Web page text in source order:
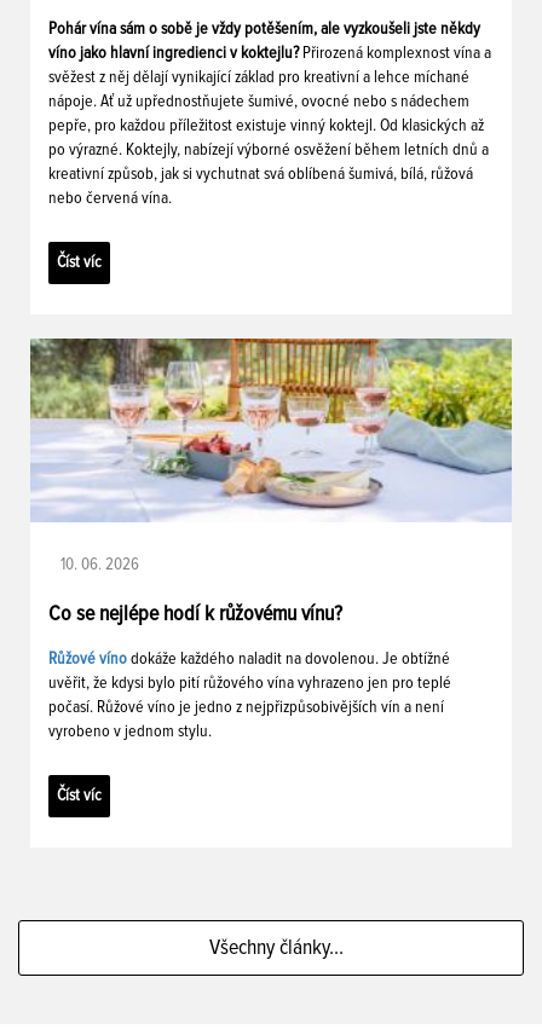
Pohár vína sám o sobě je vždy potěšením, ale vyzkoušeli jste někdy
víno jako hlavní ingredienci v koktejlu? Přirozená komplexnost vína a
svěžest z něj dělají vynikající základ pro kreativní a lehce míchané
nápoje. Ať už upřednostňujete šumivé, ovocné nebo s nádechem
pepře, pro každou příležitost existuje vinný koktejl. Od klasických až
po výrazné. Koktejly, nabízejí výborné osvěžení během letních dnů a
kreativní způsob, jak si vychutnat svá oblíbená šumivá, bílá, růžová
nebo červená vína.
Číst víc
10. 06. 2026
Co se nejlépe hodí k růžovému vínu?
Růžové víno dokáže každého naladit na dovolenou. Je obtížné
uvěřit, že kdysi bylo pití růžového vína vyhrazeno jen pro teplé
počasí. Růžové víno je jedno z nejpřizpůsobivějších vín a není
vyrobeno v jednom stylu.
Číst víc
Všechny články...